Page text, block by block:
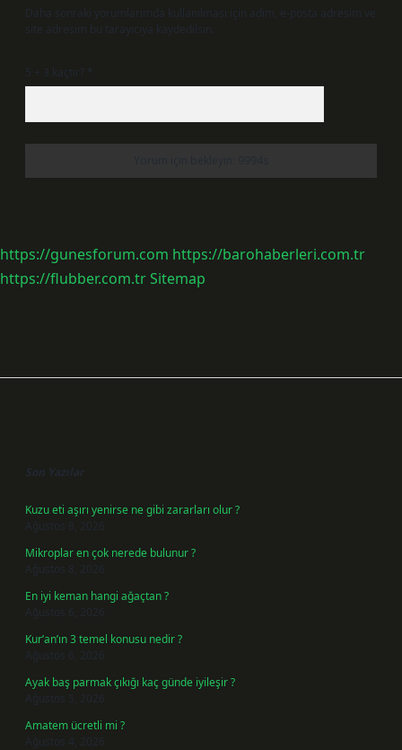
Daha sonraki yorumlarımda kullanılması için adım, e-posta adresim ve
site adresim bu tarayıcıya kaydedilsin.
5 + 3 kaçtır? *
https://gunesforum.com https://barohaberleri.com.tr
https://flubber.com.trSitemap
Son Yazılar
Kuzu eti aşırı yenirse ne gibi zararları olur ?
Ağustos 8, 2026
Mikroplar en çok nerede bulunur ?
Ağustos 8, 2026
En iyi keman hangi ağaçtan ?
Ağustos 6, 2026
Kur’an’ın 3 temel konusu nedir ?
Ağustos 6, 2026
Ayak baş parmak çıkığı kaç günde iyileşir ?
Ağustos 5, 2026
Amatem ücretli mi ?
Ağustos 4, 2026